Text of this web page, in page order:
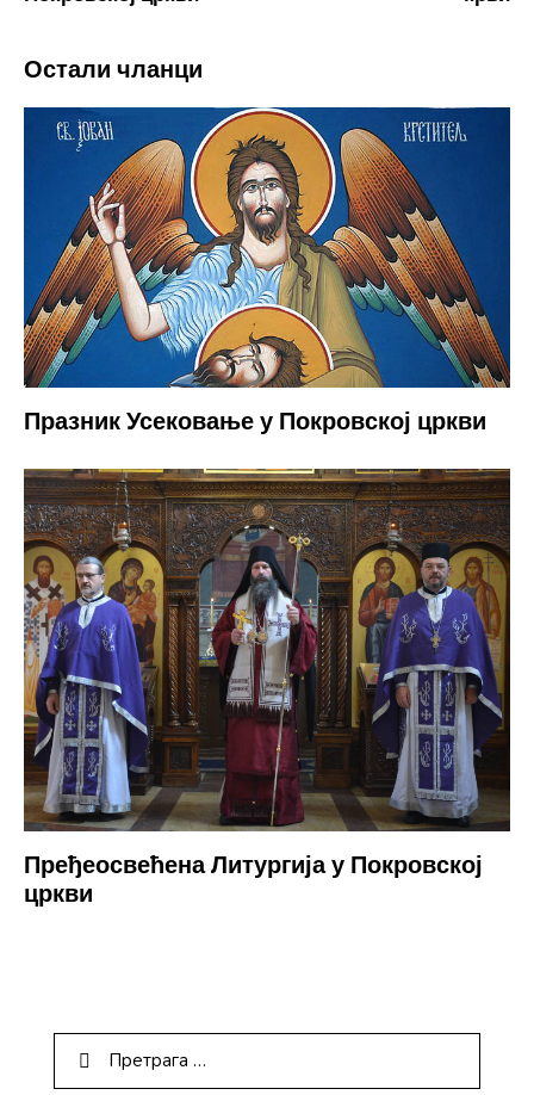
Остали чланци
Празник Усековање у Покровској цркви
Пређеосвећена Литургија у Покровској
цркви